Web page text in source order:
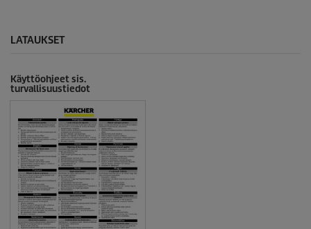
LATAUKSET
Käyttöohjeet sis.
turvallisuustiedot